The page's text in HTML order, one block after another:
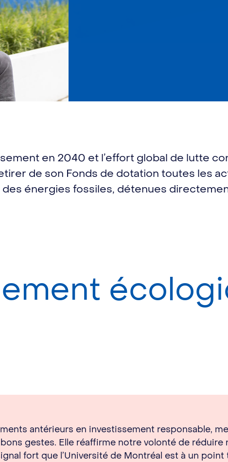
en 2040 et l’effort global de lutte
de son Fonds de dotation toutes les
énergies fossiles, détenues
antérieurs en investissement responsable,
gestes. Elle réaffirme notre volonté de réduire
fort que l’Université de Montréal est à un point